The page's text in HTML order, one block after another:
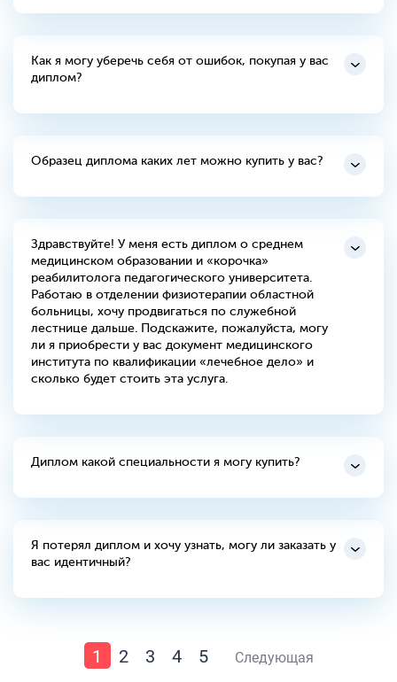
Как я могу уберечь себя от ошибок, покупая у вас
диплом?
Образец диплома каких лет можно купить у вас?
Здравствуйте! У меня есть диплом о среднем
медицинском образовании и «корочка»
реабилитолога педагогического университета.
Работаю в отделении физиотерапии областной
больницы, хочу продвигаться по служебной
лестнице дальше. Подскажите, пожалуйста, могу
ли я приобрести у вас документ медицинского
института по квалификации «лечебное дело» и
сколько будет стоить эта услуга.
Диплом какой специальности я могу купить?
Я потерял диплом и хочу узнать, могу ли заказать у
вас идентичный?
1 2 3 4 5 Следующая